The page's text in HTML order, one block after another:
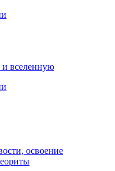
освоение